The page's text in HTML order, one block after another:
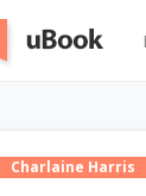
Charlaine Harris